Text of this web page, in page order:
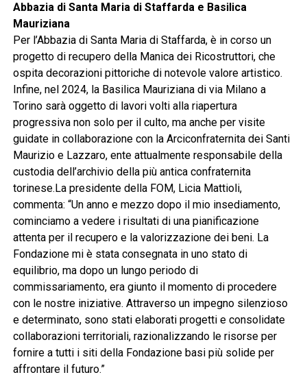
Abbazia di Santa Maria di Staffarda e Basilica
Mauriziana
Per l’Abbazia di Santa Maria di Staffarda, è in corso un
progetto di recupero della Manica dei Ricostruttori, che
ospita decorazioni pittoriche di notevole valore artistico.
Infine, nel 2024, la Basilica Mauriziana di via Milano a
Torino sarà oggetto di lavori volti alla riapertura
progressiva non solo per il culto, ma anche per visite
guidate in collaborazione con la Arciconfraternita dei Santi
Maurizio e Lazzaro, ente attualmente responsabile della
custodia dell’archivio della più antica confraternita
torinese.La presidente della FOM, Licia Mattioli,
commenta: “Un anno e mezzo dopo il mio insediamento,
cominciamo a vedere i risultati di una pianificazione
attenta per il recupero e la valorizzazione dei beni. La
Fondazione mi è stata consegnata in uno stato di
equilibrio, ma dopo un lungo periodo di
commissariamento, era giunto il momento di procedere
con le nostre iniziative. Attraverso un impegno silenzioso
e determinato, sono stati elaborati progetti e consolidate
collaborazioni territoriali, razionalizzando le risorse per
fornire a tutti i siti della Fondazione basi più solide per
affrontare il futuro.”